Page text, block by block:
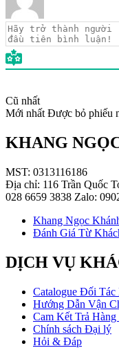
Cũ nhất
Mới nhất Được bỏ phiếu
KHANG
MST: 0313116186
Địa chỉ: 116 Trần Quốc
028 6659 3838 Zalo:
Khang Ngọc
Đánh Giá Từ
DỊCH VỤ
Catalogue Đối Tác
Hướng Dẫn Vận
Cam Kết Trả
Chính sách Đại lý
Hỏi & Đáp